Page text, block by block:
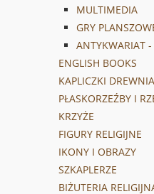
MULTIMEDIA
GRY
ANTYKWARIAT
ENGLISH BOOKS
KAPLICZKI
PŁASKORZEŹBY I
KRZYŻE
FIGURY RELIGIJNE
IKONY I OBRAZY
SZKAPLERZE
BIŻUTERIA